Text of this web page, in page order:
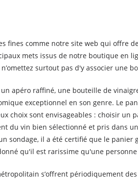
fines comme notre site web qui offre
mets issus de notre boutique en
surtout pas d'y associer une
apéro raffiné, une bouteille de
exceptionnel en son genre. Le
choix sont envisageables : choisir un
du vin bien sélectionné et pris dans
sondage, il a été certifié que le
qu'il est rarissime qu'une
s’offrent périodiquement